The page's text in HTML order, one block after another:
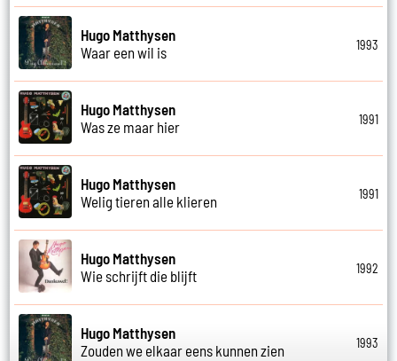
Hugo Matthysen
Waar een wil is
1993
Hugo Matthysen
Was ze maar hier
1991
Hugo Matthysen
Welig tieren alle klieren
1991
Hugo Matthysen
Wie schrijft die blijft
1992
Hugo Matthysen
Zouden we elkaar eens kunnen zien
1993